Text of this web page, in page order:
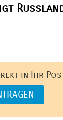
in Ihr